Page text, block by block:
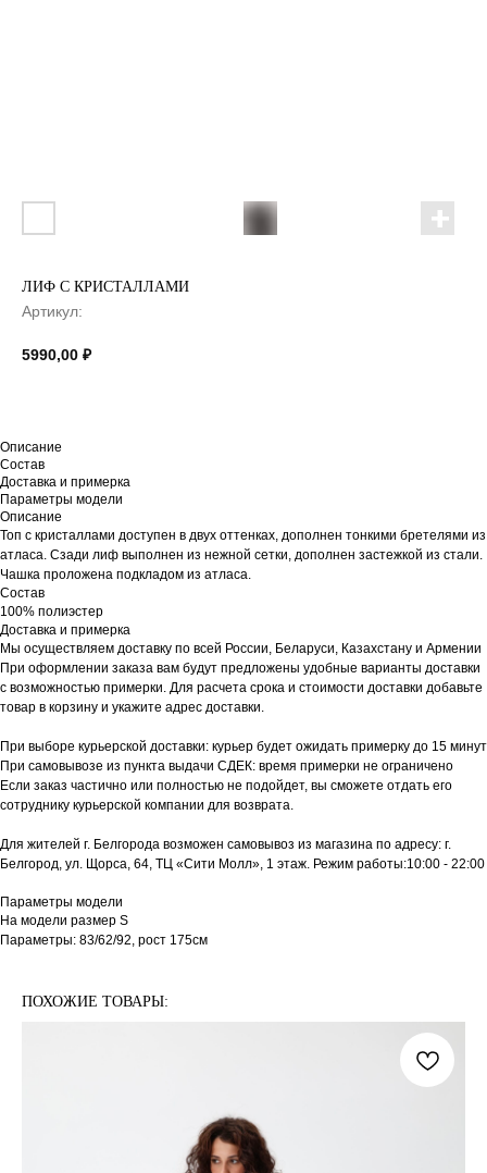
ЛИФ С КРИСТАЛЛАМИ
Артикул:
5990,00 ₽
Описание
Состав
Доставка и примерка
Параметры модели
Описание
Топ с кристаллами доступен в двух оттенках, дополнен тонкими бретелями из
атласа. Сзади лиф выполнен из нежной сетки, дополнен застежкой из стали.
Чашка проложена подкладом из атласа.
Состав
100% полиэстер
Доставка и примерка
Мы осуществляем доставку по всей России, Беларуси, Казахстану и Армении
При оформлении заказа вам будут предложены удобные варианты доставки
с возможностью примерки. Для расчета срока и стоимости доставки добавьте
товар в корзину и укажите адрес доставки.
При выборе курьерской доставки: курьер будет ожидать примерку до 15 минут
При самовывозе из пункта выдачи СДЕК: время примерки не ограничено
Если заказ частично или полностью не подойдет, вы сможете отдать его
сотруднику курьерской компании для возврата.
Для жителей г. Белгорода возможен самовывоз из магазина по адресу: г.
Белгород, ул. Щорса, 64, ТЦ «Сити Молл», 1 этаж. Режим работы:10:00 - 22:00
Параметры модели
На модели размер S
Параметры: 83/62/92, рост 175см
ПОХОЖИЕ ТОВАРЫ: